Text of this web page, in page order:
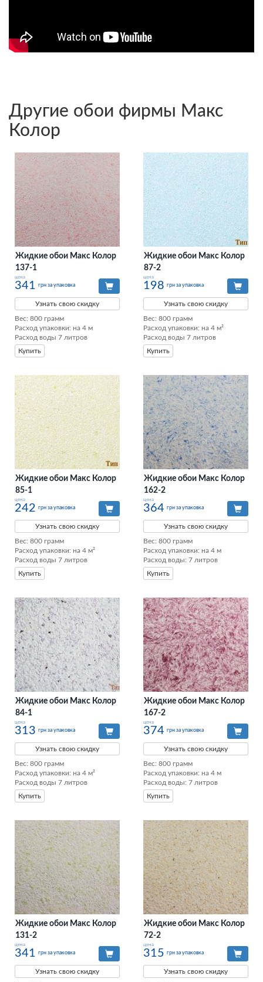
Другие обои фирмы Макс
Колор
Жидкие обои Макс Колор
137-1
цена
341 грн за упаковка
Узнать свою скидку
Вес: 800 грамм
Расход упаковки: на 4 м
Расход воды 7 литров
Купить
Жидкие обои Макс Колор
87-2
цена
198 грн за упаковка
Узнать свою скидку
Вес: 800 грамм
Расход упаковки: на 4 м²
Расход воды 7 литров
Купить
Жидкие обои Макс Колор
85-1
цена
242 грн за упаковка
Узнать свою скидку
Вес: 800 грамм
Расход упаковки: на 4 м²
Расход воды 7 литров
Купить
Жидкие обои Макс Колор
162-2
цена
364 грн за упаковка
Узнать свою скидку
Вес: 800 грамм
Расход упаковки: на 4 м
Расход воды: 7 литров
Купить
Жидкие обои Макс Колор
84-1
цена
313 грн за упаковка
Узнать свою скидку
Вес: 800 грамм
Расход упаковки: на 4 м²
Расход воды 7 литров
Купить
Жидкие обои Макс Колор
167-2
цена
374 грн за упаковка
Узнать свою скидку
Вес: 800 грамм
Расход упаковки: на 4 м
Расход воды: 7 литров
Купить
Жидкие обои Макс Колор
131-2
цена
341 грн за упаковка
Узнать свою скидку
Жидкие обои Макс Колор
72-2
цена
315 грн за упаковка
Узнать свою скидку